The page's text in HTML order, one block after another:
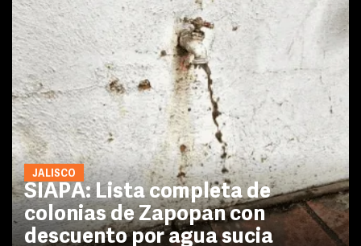
JALISCO
SIAPA: Lista completa de
colonias de Zapopan con
descuento por agua sucia